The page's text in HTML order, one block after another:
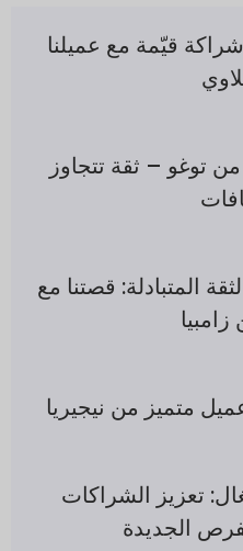
شراكة قيّمة مع عميلنا
من توغو – ثقة تتجاوز
المتبادلة: قصتنا مع
متميز من نيجيريا
تعزيز الشراكات
الجديدة